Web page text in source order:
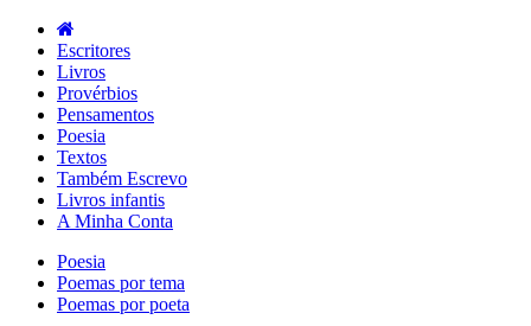
Escritores
Livros
Provérbios
Pensamentos
Poesia
Textos
Também Escrevo
Livros infantis
A Minha Conta
Poesia
Poemas por tema
Poemas por poeta